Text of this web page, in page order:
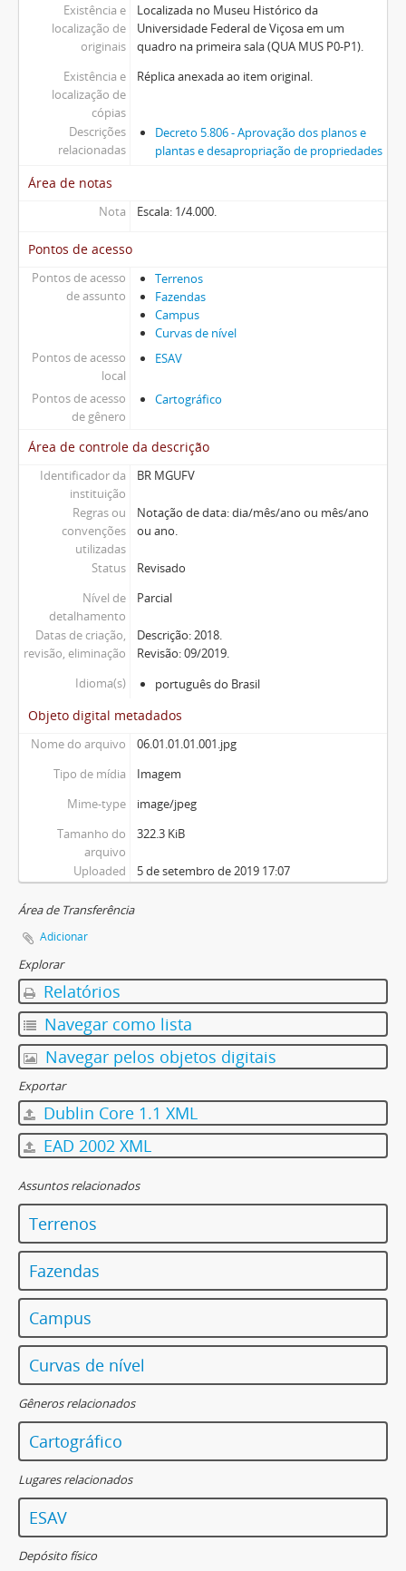
Existência e
localização de
originais
Localizada no Museu Histórico da
Universidade Federal de Viçosa em um
quadro na primeira sala (QUA MUS P0-P1).
Existência e
localização de
cópias
Réplica anexada ao item original.
Descrições
relacionadas
Decreto 5.806 - Aprovação dos planos e
plantas e desapropriação de propriedades
Área de notas
Nota Escala: 1/4.000.
Pontos de acesso
Pontos de acesso
de assunto
Terrenos
Fazendas
Campus
Curvas de nível
Pontos de acesso
local
ESAV
Pontos de acesso
de gênero
Cartográfico
Área de controle da descrição
Identificador da
instituição
BR MGUFV
Regras ou
convenções
utilizadas
Notação de data: dia/mês/ano ou mês/ano
ou ano.
Status
Revisado
Nível de
detalhamento
Parcial
Datas de criação,
revisão, eliminação
Descrição: 2018.
Revisão: 09/2019.
Idioma(s)
português do Brasil
Objeto digital metadados
Nome do arquivo
06.01.01.01.001.jpg
Tipo de mídia
Imagem
Mime-type
image/jpeg
Tamanho do
arquivo
322.3 KiB
Uploaded 5 de setembro de 2019 17:07
Área de Transferência
Adicionar
Explorar
Relatórios
Navegar como lista
Navegar pelos objetos digitais
Exportar
Dublin Core 1.1 XML
EAD 2002 XML
Assuntos relacionados
Terrenos
Fazendas
Campus
Curvas de nível
Gêneros relacionados
Cartográfico
Lugares relacionados
ESAV
Depósito físico